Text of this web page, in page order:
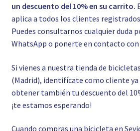
un descuento del 10% en su carrito.
aplica a todos los clientes
Puedes consultarnos cualquier duda
WhatsApp o ponerte en contacto
Si vienes a nuestra tienda de
(Madrid), identifícate como cliente
obtener también tu descuento del
¡te estamos esperando!
Cuando compras una bicicleta en